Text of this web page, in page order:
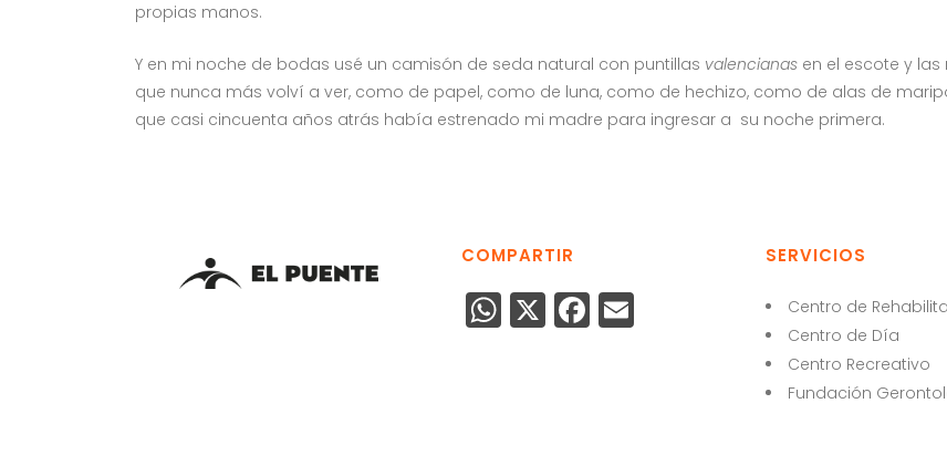
propias manos.
Y en mi noche de bodas usé un camisón de seda natural con puntillas valencianas en el escote y
que nunca más volví a ver, como de papel, como de luna, como de hechizo, como de alas de
que casi cincuenta años atrás había estrenado mi madre para ingresar a su noche primera.
COMPARTIR
W
h
X F
a
SERVICIOS
Centro de
Centro de Día
Centro Recreativo
Fundación